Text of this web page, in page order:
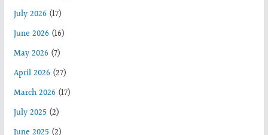
July 2026(17)
June 2026(16)
May 2026(7)
April 2026(27)
March 2026(17)
July 2025 (2)